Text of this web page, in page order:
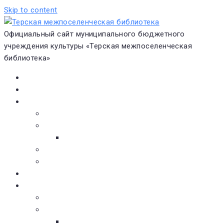
Skip to content
Официальный сайт муниципального бюджетного
учреждения культуры «Терская межпоселенческая
библиотека»